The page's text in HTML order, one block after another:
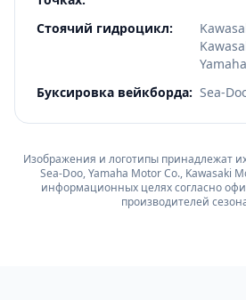
Стоячий гидроцикл:
Буксировка вейкборда: Sea-
Изображения и логотипы принадлежат
Sea-Doo, Yamaha Motor Co., Kawasaki
информационных целях согласно
производителей